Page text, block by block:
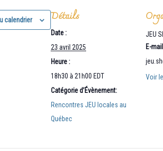
calendrier Détails
Date :
23 avril 2025
Heure :
18h30 à 21h00 EDT
Catégorie d’Évènement:
Rencontres JEU locales au
Québec
JEU
E-mail
Voir